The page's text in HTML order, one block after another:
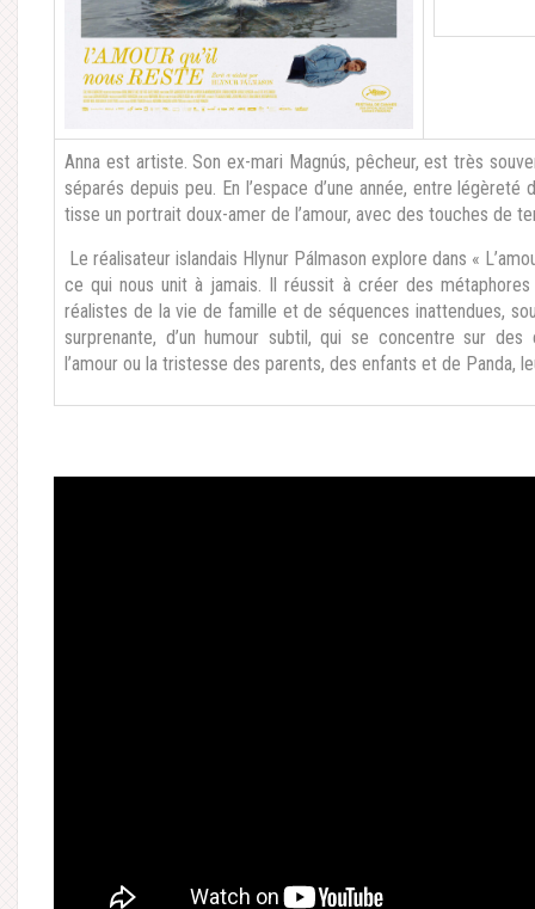
Anna est artiste. Son ex-mari Magnús, pêcheur, est très
séparés depuis peu. En l’espace d’une année, entre
tisse un portrait doux-amer de l’amour, avec des touches de
Le réalisateur islandais Hlynur Pálmason explore dans «
ce qui nous unit à jamais. Il réussit à créer des métaphores
réalistes de la vie de famille et de séquences inattendues,
surprenante, d’un humour subtil, qui se concentre sur
l’amour ou la tristesse des parents, des enfants et de Panda,